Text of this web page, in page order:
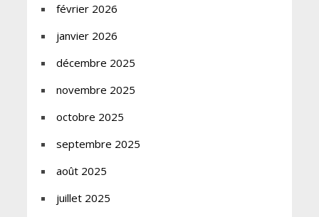
février 2026
janvier 2026
décembre 2025
novembre 2025
octobre 2025
septembre 2025
août 2025
juillet 2025